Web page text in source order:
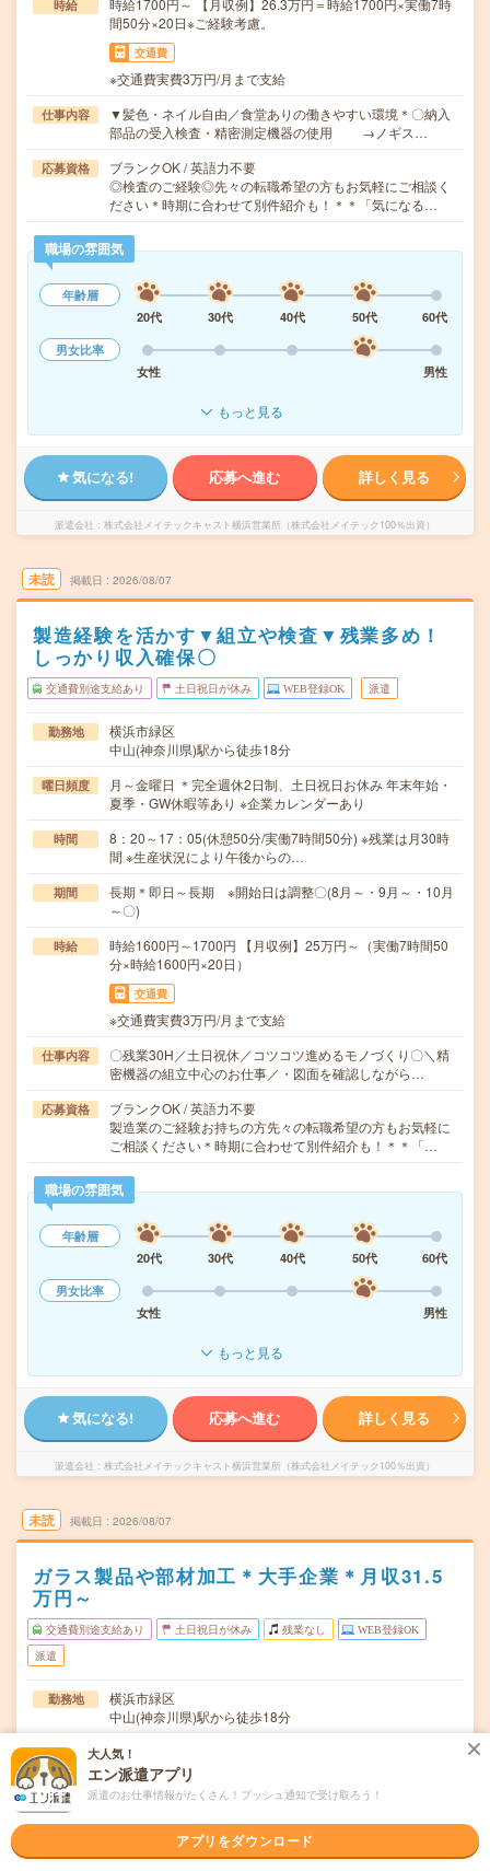
時給
時給1700円～ 【月収例】26.3万円＝時給1700円×実働7時
間50分×20日※ご経験考慮。
交通費
※交通費実費3万円/月まで支給
仕事内容
▼髪色・ネイル自由／食堂ありの働きやすい環境＊〇納入
部品の受入検査・精密測定機器の使用 →ノギス…
応募資格
ブランクOK / 英語力不要
◎検査のご経験◎先々の転職希望の方もお気軽にご相談く
ださい＊時期に合わせて別件紹介も！＊＊「気になる…
職場の雰囲気
年齢層
20代
30代 40代 50代
60代
男女比率
女性
男性
もっと見る
気になる! 応募へ進む 詳しく見る
派遣会社 株式会社メイテックキャスト横浜営業所（株式会社メイテック100％出資）
未読 掲載日 2026/08/07
製造経験を活かす▼組立や検査▼残業多め！
しっかり収入確保〇
交通費別途支給あり 土日祝日が休み WEB登録OK 派遣
勤務地
横浜市緑区
中山(神奈川県)駅から徒歩18分
曜日頻度
月～金曜日 ＊完全週休2日制、土日祝日お休み 年末年始・
夏季・GW休暇等あり ※企業カレンダーあり
時間
8：20～17：05(休憩50分/実働7時間50分) ※残業は月30時
間 ※生産状況により午後からの…
期間
長期＊即日～長期 ※開始日は調整〇(8月～・9月～・10月
～〇)
時給
時給1600円～1700円 【月収例】25万円～（実働7時間50
分×時給1600円×20日）
交通費
※交通費実費3万円/月まで支給
仕事内容
〇残業30H／土日祝休／コツコツ進めるモノづくり〇＼精
密機器の組立中心のお仕事／・図面を確認しながら…
応募資格
ブランクOK / 英語力不要
製造業のご経験お持ちの方先々の転職希望の方もお気軽に
ご相談ください＊時期に合わせて別件紹介も！＊＊「…
職場の雰囲気
年齢層
20代
30代 40代 50代
60代
男女比率
女性
男性
もっと見る
気になる! 応募へ進む 詳しく見る
派遣会社 株式会社メイテックキャスト横浜営業所（株式会社メイテック100％出資）
未読 掲載日 2026/08/07
ガラス製品や部材加工＊大手企業＊月収31.5
万円～
交通費別途支給あり 土日祝日が休み 残業なし WEB登録OK
派遣
勤務地
横浜市緑区
中山(神奈川県)駅から徒歩18分
曜日頻度
月～金曜日 ＊完全週休2日制、土日祝日お休み 年末年始・
夏季・GW休暇等あり ※企業カレンダーあり
時間
8：20～17：05(休憩50分/実働7時間50分) ※残業は月30時
間
期間
長期＊即日～長期 ※開始日は調整〇(8月～・9月～・10月
大人気！
エン派遣アプリ
派遣のお仕事情報がたくさん！プッシュ通知で受け取ろう！
アプリをダウンロード